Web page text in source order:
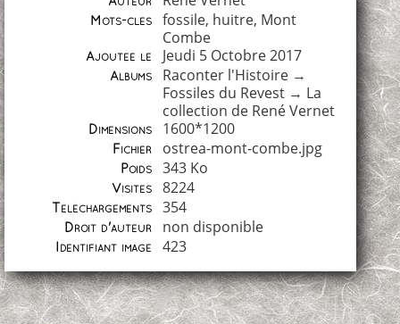
Mots-clés fossile, huitre, Mont
Combe
Ajoutée le Jeudi 5 Octobre 2017
Albums Raconter l'Histoire→
Fossiles du Revest→ La
collection de René Vernet
Dimensions 1600*1200
Fichier ostrea-mont-combe.jpg
Poids 343 Ko
Visites 8224
Téléchargements 354
Droit d'auteur non disponible
Identifiant image 423